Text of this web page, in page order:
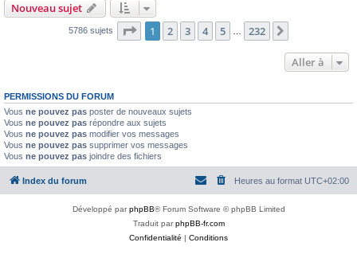
Nouveau sujet
5786 sujets Page 1sur232
1 2 3 4 5 232
Aller à
PERMISSIONS DU FORUM
Vous ne pouvez pas poster de nouveaux sujets
Vous ne pouvez pas répondre aux sujets
Vous ne pouvez pas modifier vos messages
Vous ne pouvez pas supprimer vos messages
Vous ne pouvez pas joindre des fichiers
Index du forum Heures au format UTC+02:00
Développé parphpBB® Forum Software © phpBB Limited
Traduit parphpBB-fr.com
Confidentialité | Conditions